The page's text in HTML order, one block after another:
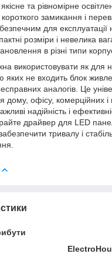
та рівномірне
короткого замикання і
для експлуатації
розміри і невелика
в різні типи
використовувати як для
яких не входить блок
аналогів. Це
дому, офісу, комерційних
надійність і
драйвер для LED
тривалу і